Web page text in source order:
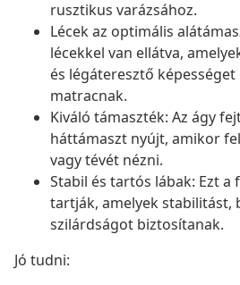
rusztikus varázsához.
Lécek az optimális
lécekkel van ellátva,
és légáteresztő
matracnak.
Kiváló támaszték: Az ágy
háttámaszt nyújt, amikor
vagy tévét nézni.
Stabil és tartós lábak: Ezt a
tartják, amelyek stabilitást,
szilárdságot biztosítanak.
Jó tudni: